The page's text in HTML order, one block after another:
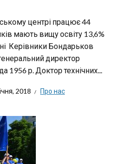
центрі працює 44
мають вищу освіту 13,6%
Керівники Бондарьков
директор
1956 р. Доктор технічних...
2018 Про нас